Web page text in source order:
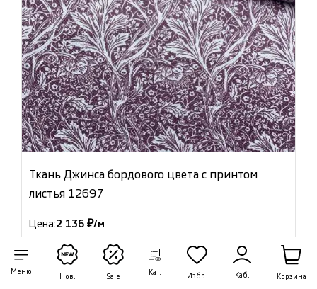
Меню
Нов. Sale
Кат. Избр. Каб. Корзина
Ткань Джинса бордового цвета с принтом
листья 12697
Цена:2 136 ₽/м
Артикул: 12697
В наличии 18.20 м